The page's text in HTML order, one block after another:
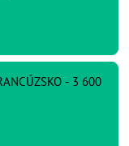
- 3 600